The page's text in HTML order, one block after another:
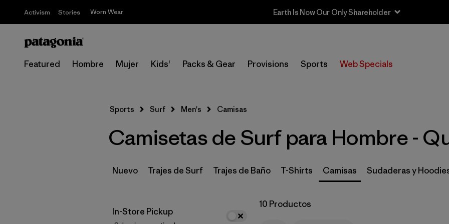
Activism Stories Worn Wear Earth Is Now Our Only Shareholder
Featured Hombre Mujer Kids' Packs & Gear Provisions Sports Web Specials
Selecciona una tienda
Filtrar por
Price
Filtrar por
Size 1
Filtrar por
Fit
Sports Surf Men's Camisas
Camisetas de Surf para Hombre -
Nuevo Trajes de Surf Trajes de Baño T-Shirts Camisas Sudaderas y
In-Store Pickup
10 Productos